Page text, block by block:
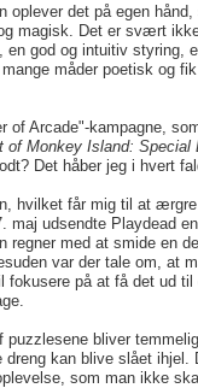
det på egen
magisk. Det er svært
god og intuitiv styring,
måder poetisk og
Arcade"-kampagne,
of Monkey Island: Special
Det håber jeg i hvert
hvilket får mig til at
maj udsendte Playdead
med at smide en
var der tale om, at
på at få det ud til
puzzlesene bliver
dreng kan blive slået
som man ikke